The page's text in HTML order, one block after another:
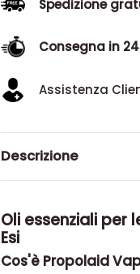
Spedizione
Consegna in
Assistenza
Descrizione
Oli essenziali per
Esi
Cos'è Propolaid